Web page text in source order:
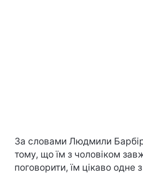
За словами Людмили
тому, що їм з чоловіком
поговорити, їм цікаво одне